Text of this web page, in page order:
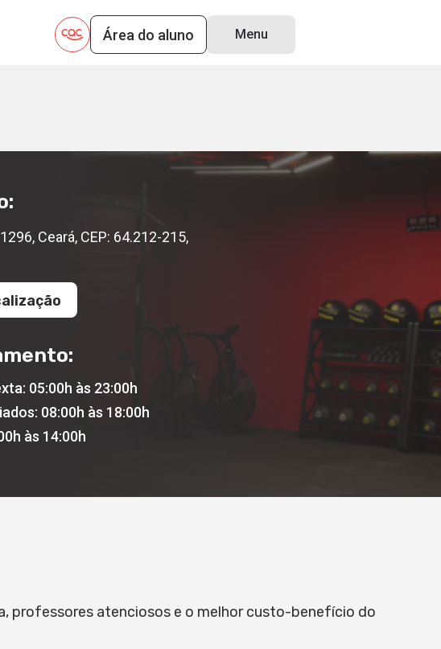
Área do aluno Menu
Ceará, CEP: 64.212-215,
05:00h às 23:00h
08:00h às 18:00h
às 14:00h
professores atenciosos e o melhor custo-benefício do